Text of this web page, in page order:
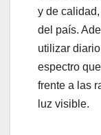
y de
del país.
utilizar
espectro
frente a las
luz visible.